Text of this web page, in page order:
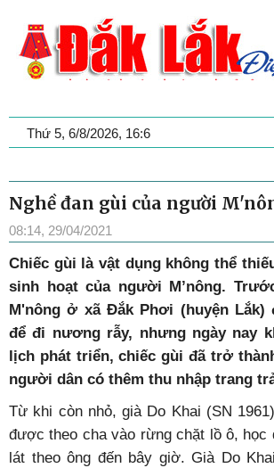
Thứ 5, 6/8/2026, 16:6
Nghề đan gùi của người
08:14, 29/04/2021
Chiếc gùi là vật dụng không thể
sinh hoạt của người M’nông.
M'nông ở xã Đắk Phơi (huyện Lắk)
để đi nương rẫy, nhưng ngày nay
lịch phát triển, chiếc gùi đã trở
người dân có thêm thu nhập trang
Từ khi còn nhỏ, già Do Khai (SN
được theo cha vào rừng chặt lồ ô, học
lát theo ông đến bây giờ. Già Do